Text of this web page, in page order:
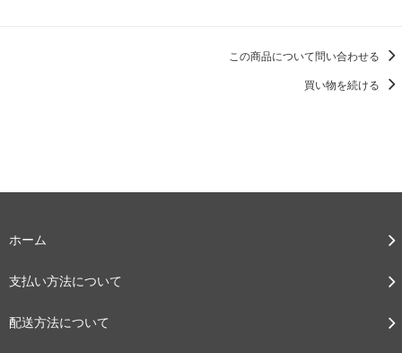
この商品について問い合わせる
買い物を続ける
ホーム
支払い方法について
配送方法について